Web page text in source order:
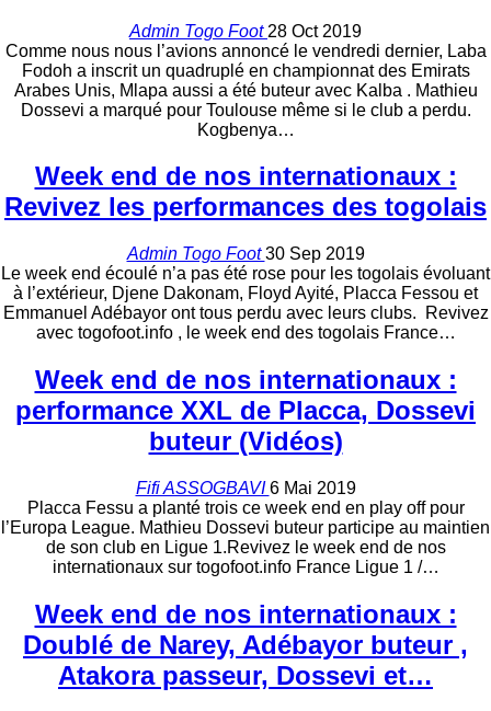
Admin Togo Foot 28 Oct 2019
Comme nous nous l’avions annoncé le vendredi dernier, Laba
Fodoh a inscrit un quadruplé en championnat des Emirats
Arabes Unis, Mlapa aussi a été buteur avec Kalba . Mathieu
Dossevi a marqué pour Toulouse même si le club a perdu.
Kogbenya…
Week end de nos internationaux :
Revivez les performances des togolais
Admin Togo Foot30 Sep 2019
Le week end écoulé n’a pas été rose pour les togolais évoluant
à l’extérieur, Djene Dakonam, Floyd Ayité, Placca Fessou et
Emmanuel Adébayor ont tous perdu avec leurs clubs. Revivez
avec togofoot.info , le week end des togolais France…
Week end de nos internationaux :
performance XXL de Placca, Dossevi
buteur (Vidéos)
Fifi ASSOGBAVI6 Mai 2019
Placca Fessu a planté trois ce week end en play off pour
l’Europa League. Mathieu Dossevi buteur participe au maintien
de son club en Ligue 1.Revivez le week end de nos
internationaux sur togofoot.info France Ligue 1 /…
Week end de nos internationaux :
Doublé de Narey, Adébayor buteur ,
Atakora passeur, Dossevi et…